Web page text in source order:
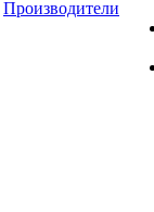
Производители